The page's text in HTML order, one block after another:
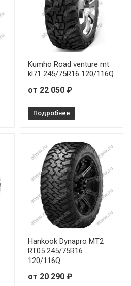
Kumho Road venture mt
kl71 245/75R16 120/116Q
от 22 050 ₽
Подробнее
Hankook Dynapro MT2
RT05 245/75R16
120/116Q
от 20 290 ₽